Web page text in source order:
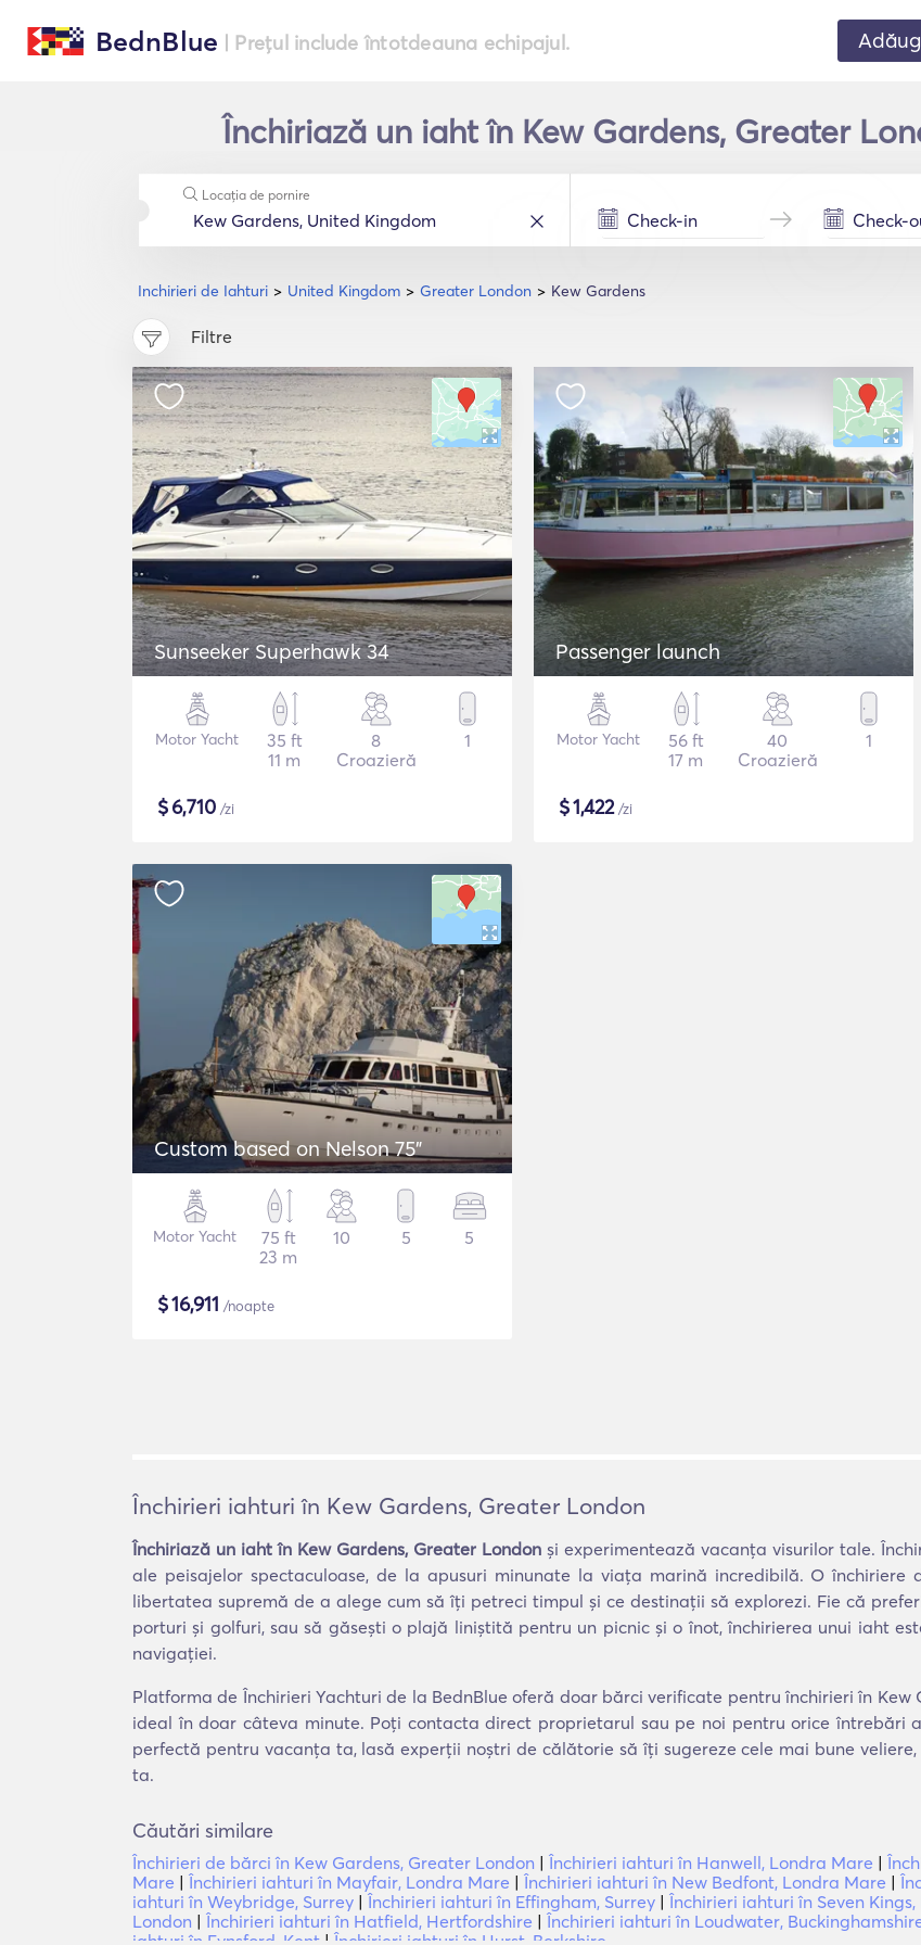
BednBlue | Prețul include întotdeauna echipajul.
Închiriază un iaht în Kew Gardens, Greater
Inchirieri de Iahturi United Kingdom Greater London Kew Gardens
Locația de pornire
Filtre
Sunseeker Superhawk 34
Motor Yacht
35 ft
11 m
8
Croazieră
1
$6,710 /zi
Passenger launch
Motor Yacht
56 ft
17 m
40
Croazieră
1
$1,422/zi
Custom based on Nelson 75"
Motor Yacht
75 ft
23 m
10 5 5
$16,911 /noapte
Închirieri iahturi în Kew Gardens, Greater London
Închiriază un iaht în Kew Gardens, Greater London și experimentează vacanța visurilor tale.
ale peisajelor spectaculoase, de la apusuri minunate la viața marină incredibilă. O închiriere
libertatea supremă de a alege cum să îți petreci timpul și ce destinații să explorezi. Fie că
porturi și golfuri, sau să găsești o plajă liniștită pentru un picnic și o înot, închirierea unui iaht
navigației.
Platforma de Închirieri Yachturi de la BednBlue oferă doar bărci verificate pentru închirieri în Kew
ideal în doar câteva minute. Poți contacta direct proprietarul sau pe noi pentru orice întrebări
perfectă pentru vacanța ta, lasă experții noștri de călătorie să îți sugereze cele mai bune
ta.
Căutări similare
Închirieri de bărci în Kew Gardens, Greater London | Închirieri iahturi în Hanwell, Londra Mare |
Mare | Închirieri iahturi în Mayfair, Londra Mare | Închirieri iahturi în New Bedfont, Londra Mare |
iahturi în Weybridge, Surrey | Închirieri iahturi în Effingham, Surrey | Închirieri iahturi în Seven
London | Închirieri iahturi în Hatfield, Hertfordshire | Închirieri iahturi în Loudwater,
iahturi în Eynsford, Kent | Închirieri iahturi în Hurst, Berkshire